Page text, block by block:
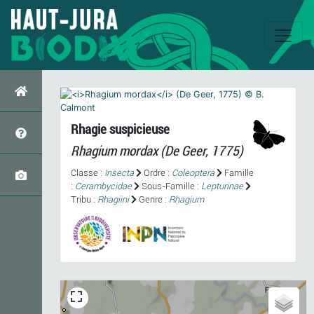
Rhagie suspicieuse
Rhagium mordax(De Geer, 1775)
Classe : Insecta Ordre : Coleoptera
Famille
: Cerambycidae Sous-Famille : Lepturinae
Tribu : Rhagiini Genre : Rhagium